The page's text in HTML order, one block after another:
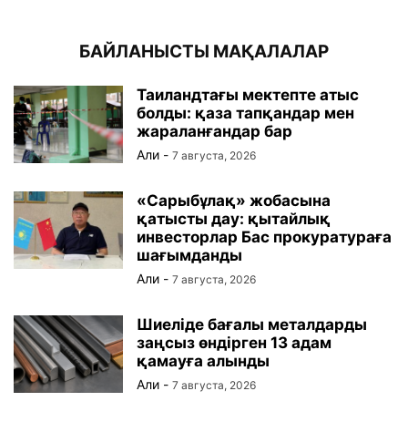
БАЙЛАНЫСТЫ МАҚАЛАЛАР
Таиландтағы мектепте атыс
болды: қаза тапқандар мен
жараланғандар бар
Али - 7 августа, 2026
«Сарыбұлақ» жобасына
қатысты дау: қытайлық
инвесторлар Бас прокуратураға
шағымданды
Али - 7 августа, 2026
Шиеліде бағалы металдарды
заңсыз өндірген 13 адам
қамауға алынды
Али - 7 августа, 2026